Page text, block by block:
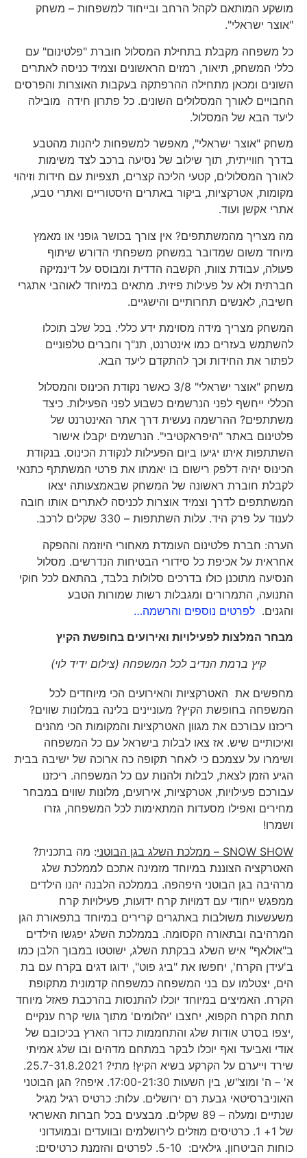
מושקע המותאם לקהל הרחב ובייחוד למשפחות – משחק
"אוצר ישראלי".
כל משפחה מקבלת בתחילת המסלול חוברת "פלטינום" עם
כללי המשחק, תיאור, רמזים הראשונים וצמיד כניסה לאתרים
השונים ומכאן מתחילה ההרפתקה בעקבות האוצרות והפרסים
החבויים לאורך המסלולים השונים. כל פתרון חידה מובילה
ליעד הבא של המסלול.
משחק "אוצר ישראלי", מאפשר למשפחות ליהנות מהטבע
בדרך חווייתית, תוך שילוב של נסיעה ברכב לצד משימות
לאורך המסלולים, קטעי הליכה קצרים, תצפיות עם חידות וזיהוי
מקומות, אטרקציות, ביקור באתרים היסטוריים ואתרי טבע,
אתרי אקשן ועוד.
מה מצריך מהמשתתפים? אין צורך בכושר גופני או מאמץ
מיוחד משום שמדובר במשחק משפחתי הדורש שיתוף
פעולה, עבודת צוות, הקשבה הדדית ומבוסס על דינמיקה
חברתית ולא על פעילות פיזית. מתאים במיוחד לאוהבי אתגרי
חשיבה, לאנשים תחרותיים והישגיים.
המשחק מצריך מידה מסוימת ידע כללי. בכל שלב תוכלו
להשתמש בעזרים כמו אינטרנט, תנ"ך וחברים טלפוניים
לפתור את החידות וכך להתקדם ליעד הבא.
משחק "אוצר ישראלי" 3/8 כאשר נקודת הכינוס והמסלול
הכללי ייחשף לפני הנרשמים כשבוע לפני הפעילות. כיצד
משתתפים? ההרשמה נעשית דרך אתר האינטרנט של
פלטינום באתר "היפראקטיבי". הנרשמים יקבלו אישור
השתתפות איתו יגיעו ביום הפעילות לנקודת הכינוס. בנקודת
הכינוס יהיה דלפק רישום בו יאמתו את פרטי המשתתף כתנאי
לקבלת חוברת ראשונה של המשחק שבאמצעותה יצאו
המשתתפים לדרך וצמיד אוצרות לכניסה לאתרים אותו חובה
לענוד על פרק היד. עלות השתתפות – 330 שקלים לרכב.
הערה: חברת פלטינום העומדת מאחורי היוזמה וההפקה
אחראית על אכיפת כל סידורי הבטיחות הנדרשים. מסלול
הנסיעה מתוכנן כולו בדרכים סלולות בלבד, בהתאם לכל חוקי
התנועה, התמרורים ומגבלות רשות שמורות הטבע
והגנים.לפרטים נוספים והרשמה…
מבחר המלצות לפעילויות ואירועים בחופשת הקיץ
קיץ ברמת הנדיב לכל המשפחה (צילום ידיד לוי)
מחפשים את האטרקציות והאירועים הכי מיוחדים לכל
המשפחה בחופשת הקיץ? מעוניינים בלינה במלונות שווים?
ריכזנו עבורכם את מגוון האטרקציות והמקומות הכי מהנים
ואיכותיים שיש. אז צאו לבלות בישראל עם כל המשפחה
ושימרו על עצמכם כי לאחר תקופה כה ארוכה של ישיבה בבית
הגיע הזמן לצאת, לבלות ולהנות עם כל המשפחה. ריכזנו
עבורכם פעילויות, אטרקציות, אירועים, מלונות שווים במבחר
מחירים ואפילו מסעדות המתאימות לכל המשפחה, גזרו
ושמרו!
SNOW SHOW– ממלכת השלג בגן הבוטני: מה בתכנית?
האטרקציה הצוננת במיוחד מזמינה אתכם לממלכת שלג
מרהיבה בגן הבוטני היפהפה. בממלכה הלבנה יהנו הילדים
ממפגש ייחודי עם דמויות קרח ידועות, פעילויות קרח
משעשעות משולבות באתגרים קרירים במיוחד בתפאורת הגן
המרהיבה ובתאורה הקסומה. בממלכת השלג יפגשו הילדים
ב"אולאף" איש השלג בבקתת השלג, ישוטטו במבוך הלבן כמו
ב'עידן הקרח', יחפשו את "ביג פוט", ידוגו דגים בקרח עם בת
הים, יצטלמו עם בני המשפחה כמשפחה קדמונית מתקופת
הקרח. האמיצים במיוחד יוכלו להתנסות בהרכבת פאזל מיוחד
תחת הקרח הקפוא, יחצבו 'יהלומים' מתוך גושי קרח ענקיים
,יצפו בסרט אודות שלג והתחממות כדור הארץ בכיכובם של
אודי ואביעד ואף יוכלו לבקר במתחם מדהים ובו שלג אמיתי
שירד וייערם על הקרקע בשיא הקיץ! מתי? 25.7-31.8.2021.
א' – ה' ומוצ"ש, בין השעות 17:00-21:30. איפה? הגן הבוטני
האוניברסיטאי גבעת רם ירושלים. עלות: כרטיס רגיל מגיל
שנתיים ומעלה – 89 שקלים. מבצעים בכל חברות האשראי
של 1+ 1. כרטיסים מוזלים לירושלמים ובוועדים ובמועדוני
כוחות הביטחון. גילאים: 5-10. לפרטים והזמנת כרטיסים: